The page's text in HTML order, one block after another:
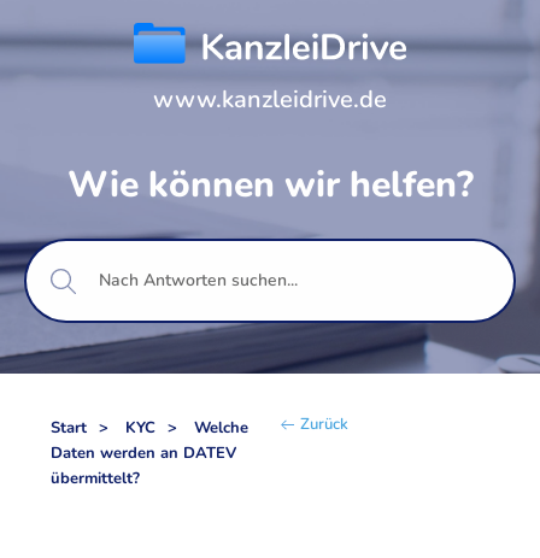
www.kanzleidrive.de
Wie können wir helfen?
Zurück
Start KYC
Welche
Daten werden an DATEV
übermittelt?